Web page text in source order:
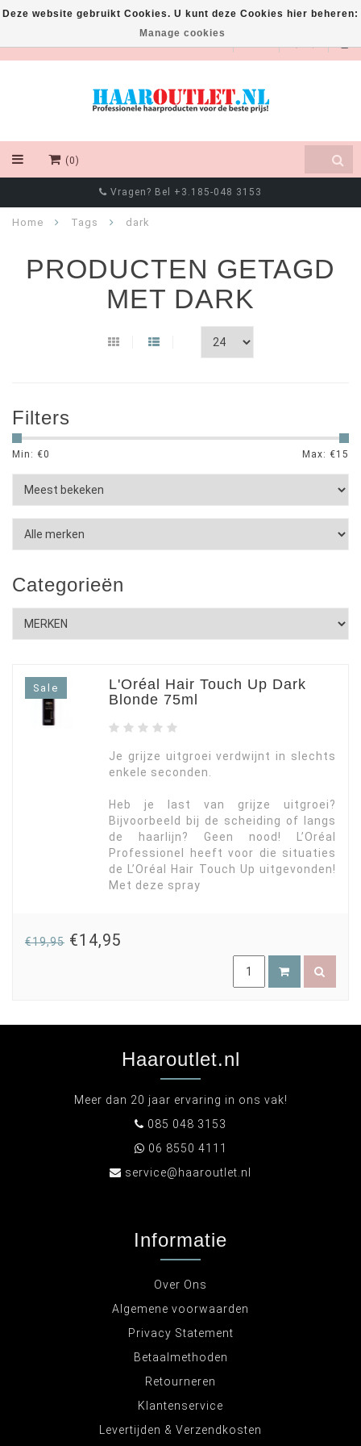
EUR
(0)
Vragen? Bel +3.185-048 3153
Home Tags dark
PRODUCTEN GETAGD
MET DARK
Filters
Min: €0 Max: €15
Categorieën
Sale
L'Oréal Hair Touch Up Dark
Blonde 75ml
Je grijze uitgroei verdwijnt in slechts
enkele seconden.
Heb je last van grijze uitgroei?
Bijvoorbeeld bij de scheiding of langs
de haarlijn? Geen nood! L’Oréal
Professionel heeft voor die situaties
de L’Oréal Hair Touch Up uitgevonden!
Met deze spray
€19,95 €14,95
Deze website gebruikt Cookies. U kunt deze Cookies hier beheren:
Manage cookies
Haaroutlet.nl
Meer dan 20 jaar ervaring in ons vak!
085 048 3153
06 8550 4111
service@haaroutlet.nl
Informatie
Over Ons
Algemene voorwaarden
Privacy Statement
Betaalmethoden
Retourneren
Klantenservice
Levertijden & Verzendkosten